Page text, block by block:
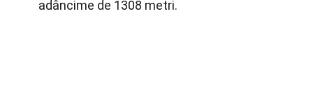
adâncime de 1308 metri.